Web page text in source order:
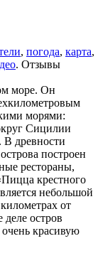
, погода, карта,
. Отзывы
море. Он
морями:
Сицилии
В древности
построен
рестораны,
крестного
небольшой
от
остров
красивую